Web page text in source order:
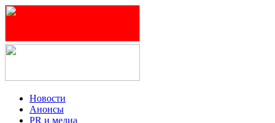
Новости
Анонсы
PR и медиа